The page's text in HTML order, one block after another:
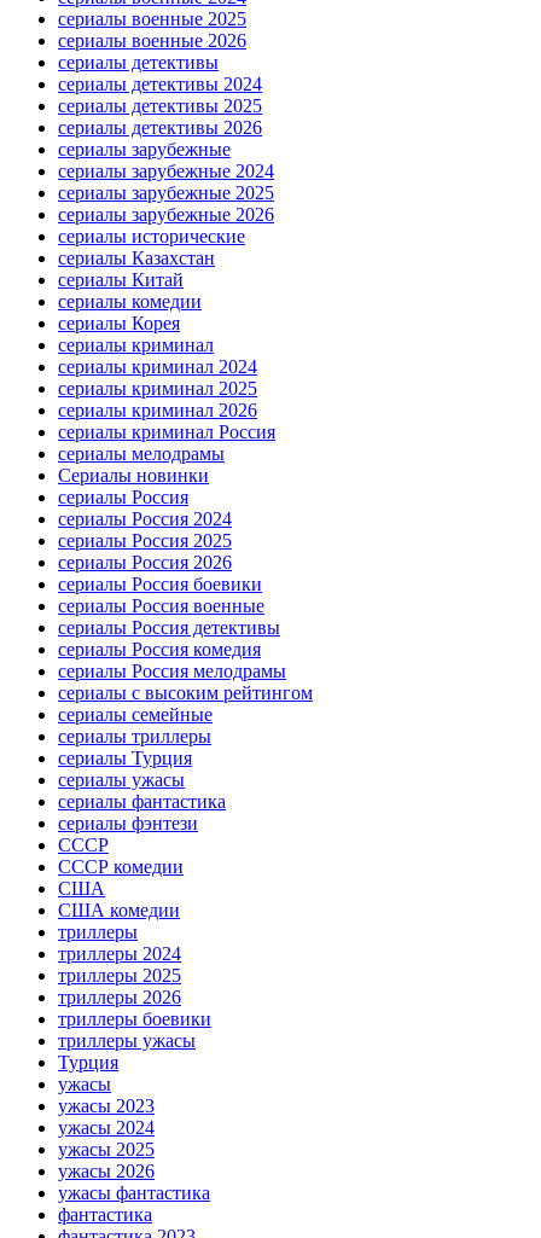
сериалы военные 2025
сериалы военные 2026
сериалы детективы
сериалы детективы 2024
сериалы детективы 2025
сериалы детективы 2026
сериалы зарубежные
сериалы зарубежные 2024
сериалы зарубежные 2025
сериалы зарубежные 2026
сериалы исторические
сериалы Казахстан
сериалы Китай
сериалы комедии
сериалы Корея
сериалы криминал
сериалы криминал 2024
сериалы криминал 2025
сериалы криминал 2026
сериалы криминал Россия
сериалы мелодрамы
Сериалы новинки
сериалы Россия
сериалы Россия 2024
сериалы Россия 2025
сериалы Россия 2026
сериалы Россия боевики
сериалы Россия военные
сериалы Россия детективы
сериалы Россия комедия
сериалы Россия мелодрамы
сериалы с высоким рейтингом
сериалы семейные
сериалы триллеры
сериалы Турция
сериалы ужасы
сериалы фантастика
сериалы фэнтези
СССР
СССР комедии
США
США комедии
триллеры
триллеры 2024
триллеры 2025
триллеры 2026
триллеры боевики
триллеры ужасы
Турция
ужасы
ужасы 2023
ужасы 2024
ужасы 2025
ужасы 2026
ужасы фантастика
фантастика